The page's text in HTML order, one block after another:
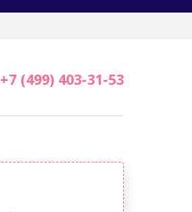
+7 (499) 403-31-53